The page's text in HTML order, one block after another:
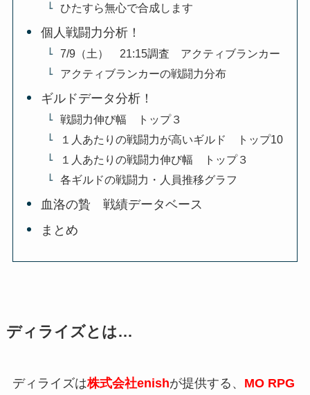
ひたすら無心で合成します
個人戦闘力分析！
7/9（土） 21:15調査 アクティブランカー
アクティブランカーの戦闘力分布
ギルドデータ分析！
戦闘力伸び幅 トップ３
１人あたりの戦闘力が高いギルド トップ10
１人あたりの戦闘力伸び幅 トップ３
各ギルドの戦闘力・人員推移グラフ
血洛の贄 戦績データベース
まとめ
ディライズとは…
ディライズは株式会社enishが提供する、 MO RPG